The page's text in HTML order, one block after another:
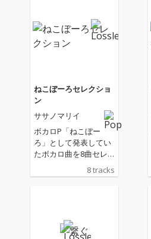
ねこぼーろセレクショ
ン
ササノマリイ
ボカロP「ねこぼー
ろ」として発表してい
たボカロ曲を8曲セレ
ス！ 『プロジェクトセ
トモスソラ」や今もな
おTikToKなどでカバー
8 tracks